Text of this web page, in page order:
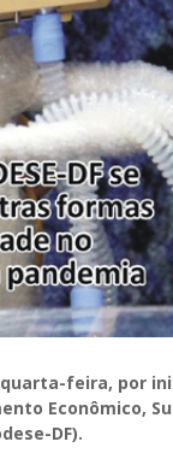
feira, por
Econômico,
DF).